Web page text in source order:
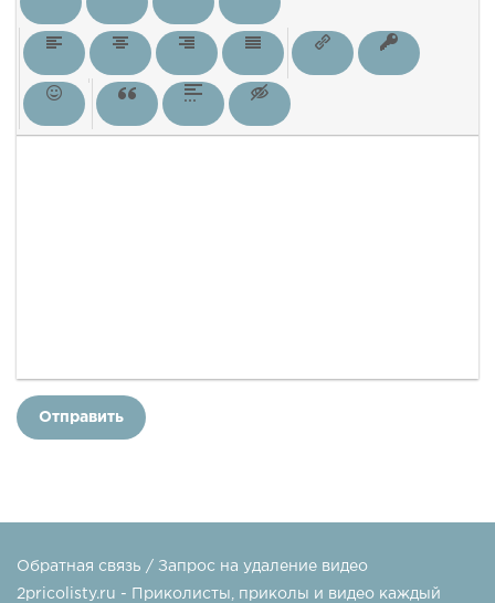
Отправить
Обратная связь / Запрос на удаление видео
2pricolisty.ru - Приколисты, приколы и видео каждый